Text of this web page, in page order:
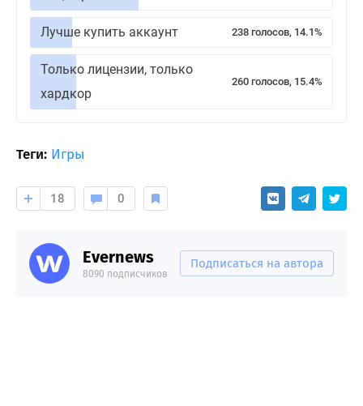
Лучше купить аккаунт 238 голосов, 14.1%
Только лицензии, только
хардкор
260 голосов, 15.4%
Теги: Игры
18 0
Evernews
8090 подписчиков
Подписаться на автора